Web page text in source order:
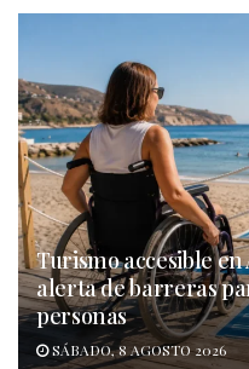
Turismo accesible
alerta de barreras
personas
SÁBADO, 8 AGOSTO 2026